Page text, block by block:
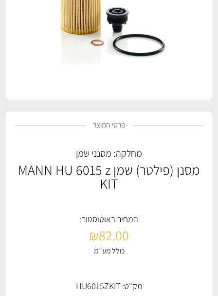
פרטי המוצר
מחלקה: מסנני שמן
מסנן (פילטר) שמן MANN HU 6015 z
KIT
המחיר באוטוסטור:
₪82.00
כולל מע''מ
מק"ט: HU6015ZKIT